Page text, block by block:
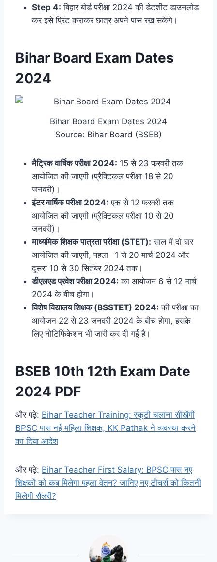
Step 4: बिहार बोर्ड परीक्षा 2024 की डेटशीट डाउनलोड
कर इसे प्रिंट कराकर छात्र अपने पास रख सकेंगे।
Bihar Board Exam Dates
2024
Bihar Board Exam Dates 2024
Source: Bihar Board (BSEB)
मैट्रिक वार्षिक परीक्षा 2024: 15 से 23 फरवरी तक
आयोजित की जाएगी (प्रैक्टिकल परीक्षा 18 से 20
जनवरी)।
इंटर वार्षिक परीक्षा 2024: एक से 12 फरवरी तक
आयोजित की जाएगी (प्रैक्टिकल परीक्षा 10 से 20
जनवरी)।
माध्यमिक शिक्षक पात्रता परीक्षा (STET): साल में दो बार
आयोजित की जाएगी, पहला- 1 से 20 मार्च 2024 और
दूसरा 10 से 30 सितंबर 2024 तक।
डीएलएड प्रवेश परीक्षा 2024: का आयोजन 6 से 12 मार्च
2024 के बीच होगा।
विशेष विद्यालय शिक्षक (BSSTET) 2024: की परीक्षा का
आयोजन 22 से 23 जनवरी 2024 के बीच होगा, इसके
लिए नोटिफिकेशन भी जारी कर दी गई है।
BSEB 10th 12th Exam Date
2024 PDF
और पढ़े: Bihar Teacher Training: स्कूटी चलाना सीखेंगी
BPSC पास नई महिला शिक्षक, KK Pathak ने व्यवस्था करने
का दिया आदेश
और पढ़े: Bihar Teacher First Salary: BPSC पास नए
शिक्षकों को कब मिलेगा पहला वेतन? जानिए नए टीचर्स को कितनी
मिलेगी सैलरी?